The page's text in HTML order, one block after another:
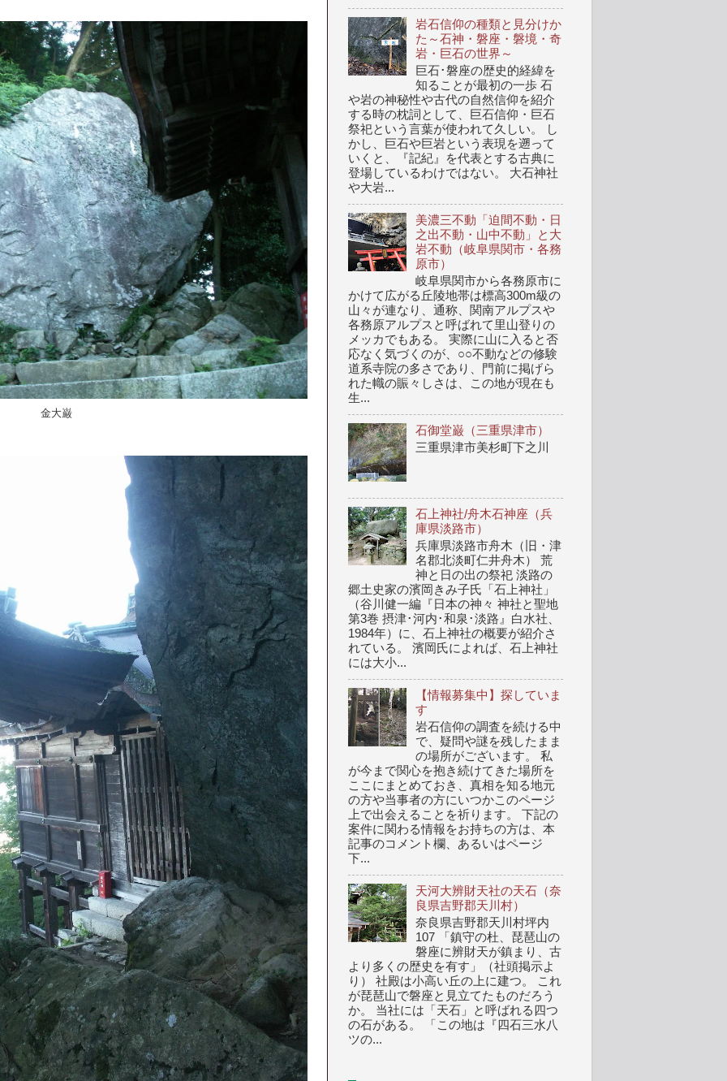
金大巌
岩石信仰の種類と見分けか
た～石神・磐座・磐境・奇
岩・巨石の世界～
巨石･磐座の歴史的経緯を
知ることが最初の一歩 石
や岩の神秘性や古代の自然信仰を紹介
する時の枕詞として、巨石信仰・巨石
祭祀という言葉が使われて久しい。 し
かし、巨石や巨岩という表現を遡って
いくと、『記紀』を代表とする古典に
登場しているわけではない。 大石神社
や大岩...
美濃三不動「迫間不動・日
之出不動・山中不動」と大
岩不動（岐阜県関市・各務
原市）
岐阜県関市から各務原市に
かけて広がる丘陵地帯は標高300m級の
山々が連なり、通称、関南アルプスや
各務原アルプスと呼ばれて里山登りの
メッカでもある。 実際に山に入ると否
応なく気づくのが、○○不動などの修験
道系寺院の多さであり、門前に掲げら
れた幟の賑々しさは、この地が現在も
生...
石御堂巌（三重県津市）
三重県津市美杉町下之川
石上神社/舟木石神座（兵
庫県淡路市）
兵庫県淡路市舟木（旧・津
名郡北淡町仁井舟木） 荒
神と日の出の祭祀 淡路の
郷土史家の濱岡きみ子氏「石上神社」
（谷川健一編『日本の神々 神社と聖地
第3巻 摂津･河内･和泉･淡路』白水社、
1984年）に、石上神社の概要が紹介さ
れている。 濱岡氏によれば、石上神社
には大小...
【情報募集中】探していま
す
岩石信仰の調査を続ける中
で、疑問や謎を残したまま
の場所がございます。 私
が今まで関心を抱き続けてきた場所を
ここにまとめておき、真相を知る地元
の方や当事者の方にいつかこのページ
上で出会えることを祈ります。 下記の
案件に関わる情報をお持ちの方は、本
記事のコメント欄、あるいはページ
下...
天河大辨財天社の天石（奈
良県吉野郡天川村）
奈良県吉野郡天川村坪内
107 「鎮守の杜、琵琶山の
磐座に辨財天が鎮まり、古
より多くの歴史を有す」（社頭掲示よ
り） 社殿は小高い丘の上に建つ。 これ
が琵琶山で磐座と見立てたものだろう
か。 当社には「天石」と呼ばれる四つ
の石がある。 「この地は『四石三水八
ツの...